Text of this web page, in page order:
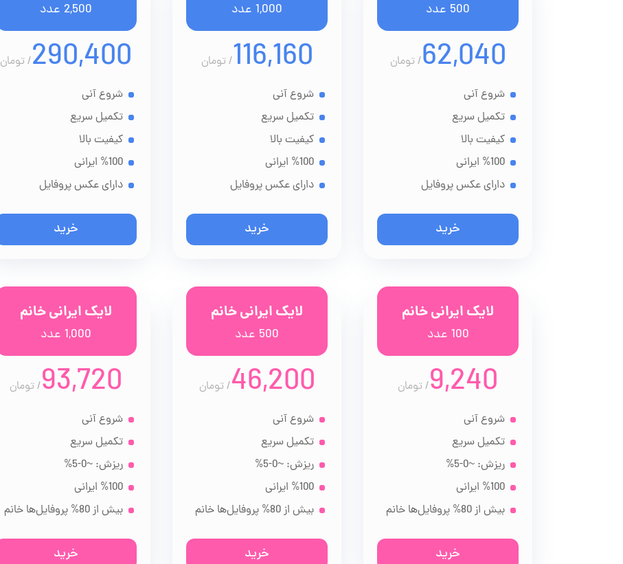
2,500 عدد
290,400
/ تومان
شروع آنی
تکمیل سریع
کیفیت بالا
%100 ایرانی
دارای عکس پروفایل
خرید
1,000 عدد
116,160
/ تومان
شروع آنی
تکمیل سریع
کیفیت بالا
%100 ایرانی
دارای عکس پروفایل
خرید
500 عدد
62,040
/ تومان
شروع آنی
تکمیل سریع
کیفیت بالا
%100 ایرانی
دارای عکس پروفایل
خرید
لایک ایرانی خانم
1,000 عدد
93,720
/ تومان
شروع آنی
تکمیل سریع
ریزش: ~0-5%
%100 ایرانی
بیش از 80% پروفایل‌ها خانم
خرید
لایک ایرانی خانم
500 عدد
46,200
/ تومان
شروع آنی
تکمیل سریع
ریزش: ~0-5%
%100 ایرانی
بیش از 80% پروفایل‌ها خانم
خرید
لایک ایرانی خانم
100 عدد
9,240
/تومان
شروع آنی
تکمیل سریع
ریزش: ~0-5%
%100 ایرانی
بیش از 80% پروفایل‌ها خانم
خرید